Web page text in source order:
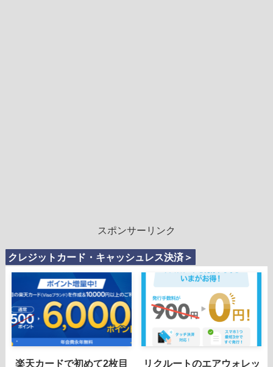
スポンサーリンク
クレジットカード・キャッシュレス決済＞
楽天カードで初めて2枚目
リクルートのエアウォレッ